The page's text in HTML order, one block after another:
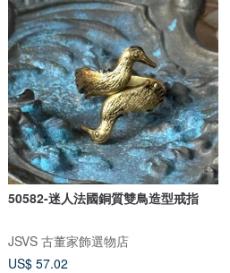
50582-迷人法國銅質雙鳥造型戒指
JSVS 古董家飾選物店
US$ 57.02